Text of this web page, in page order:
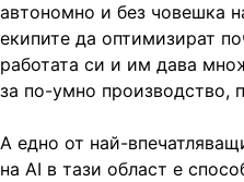
автономно и без човешка
екипите да оптимизират
работата си и им дава
за по-умно производство,
А едно от най-
на AI в тази област е